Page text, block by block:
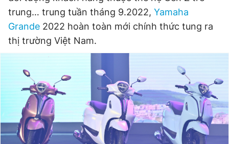
Đọc Thanh Niên trên điện thoại
Theo dõi báo trên
trung… trung tuần tháng 9.2022, Yamaha
Grande 2022 hoàn toàn mới chính thức tung ra
thị trường Việt Nam.